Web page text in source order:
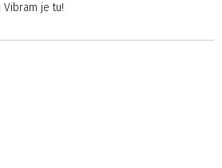
Vibram je tu!